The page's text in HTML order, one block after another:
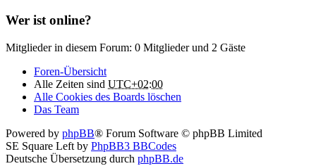
Wer ist online?
Mitglieder in diesem Forum: 0 Mitglieder und 2 Gäste
Foren-Übersicht
Alle Zeiten sind UTC+02:00
Alle Cookies des Boards löschen
Das Team
Powered by phpBB® Forum Software © phpBB Limited
SE Square Left by PhpBB3 BBCodes
Deutsche Übersetzung durch phpBB.de